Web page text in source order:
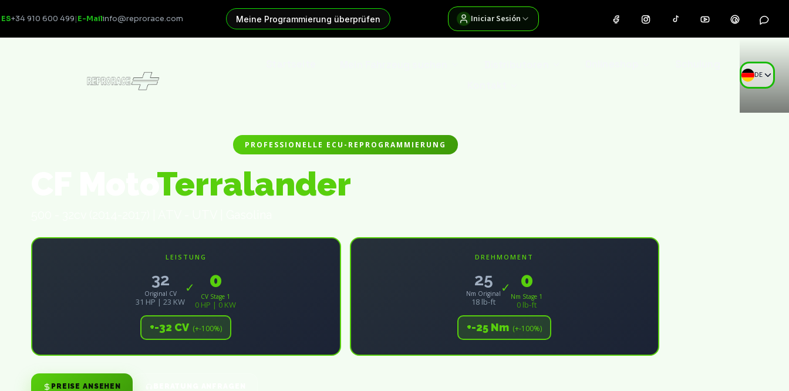
ES+34 910 600 499|E-Mailinfo@reprorace.com Meine Programmierung überprüfen Iniciar Sesión
DE
PROFESSIONELLE ECU-REPROGRAMMIERUNG
Terralander
LEISTUNG
32
Original CV
31 HP | 23 KW
✓ 0
CV Stage 1
0 HP | 0 KW
+-32 CV (+-100%)
DREHMOMENT
25
Nm Original
18 lb-ft
✓ 0
Nm Stage 1
0 lb-ft
+-25 Nm (+-100%)
PREISE ANSEHEN